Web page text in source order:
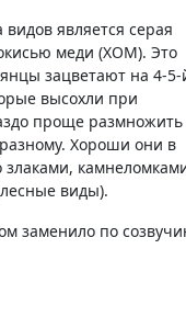
является серая
меди (ХОМ). Это
зацветают на 4-5-
высохли при
проще размножить
Хороши они в
виды).